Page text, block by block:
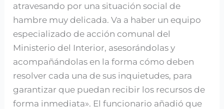
atravesando por una situación social de
hambre muy delicada. Va a haber un equipo
especializado de acción comunal del
Ministerio del Interior, asesorándolas y
acompañándolas en la forma cómo deben
resolver cada una de sus inquietudes, para
garantizar que puedan recibir los recursos de
forma inmediata». El funcionario añadió que